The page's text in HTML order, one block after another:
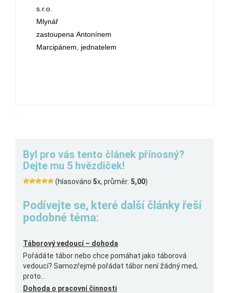
s.r.o.
Mlynář
zastoupena Antonínem
Marcipánem, jednatelem
.
Byl pro vás tento článek přínosný?
Dejte mu 5 hvězdiček!
(hlasováno 5x, průměr: 5,00)
Podívejte se, které další články řeší
podobné téma:
Táborový vedoucí – dohoda
Pořádáte tábor nebo chce pomáhat jako táborová
vedoucí? Samozřejmě pořádat tábor není žádný med,
proto...
Dohoda o pracovní činnosti